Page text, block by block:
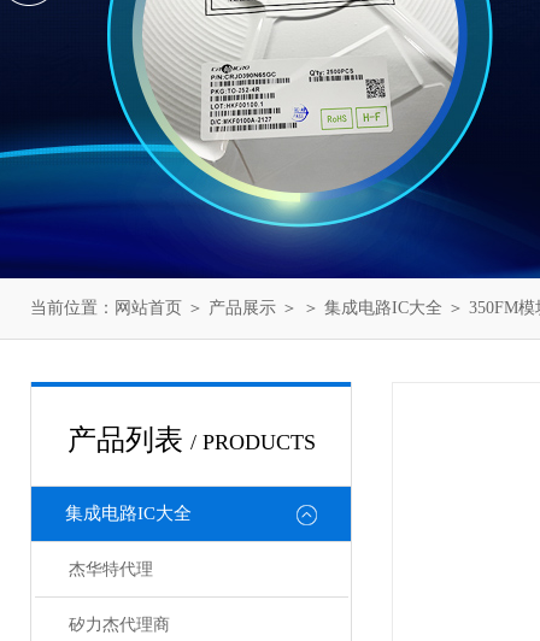
当前位置： 网站首页 ＞ 产品展示 ＞ ＞ 集成电路IC大全 ＞ 350FM
产品列表 / PRODUCTS
集成电路IC大全
杰华特代理
矽力杰代理商